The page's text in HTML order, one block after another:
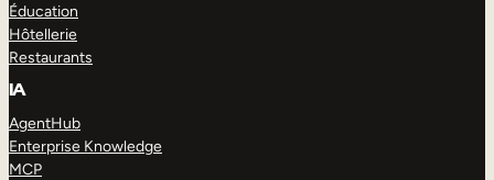
Éducation
Hôtellerie
Restaurants
IA
AgentHub
Enterprise Knowledge
MCP